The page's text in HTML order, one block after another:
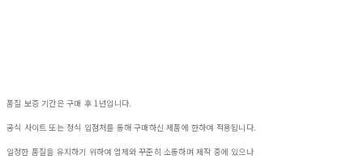
품질 보증 기간은 구매 후 1년입니다.
공식 사이트 또는 정식 입점처를 통해 구매하신 제품에 한하여 적용됩니다.
일정한 품질을 유지하기 위하여 업체와 꾸준히 소통하며 제작 중에 있으나